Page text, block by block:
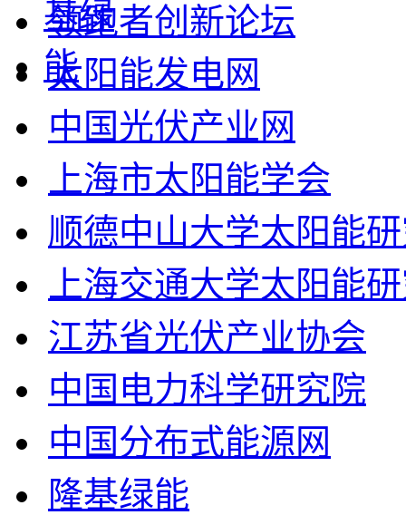
领跑者创新论坛
太阳能发电网
中国光伏产业网
上海市太阳能学会
顺德中山大学太阳能
上海交通大学太阳能
江苏省光伏产业协会
中国电力科学研究院
中国分布式能源网
隆基绿能